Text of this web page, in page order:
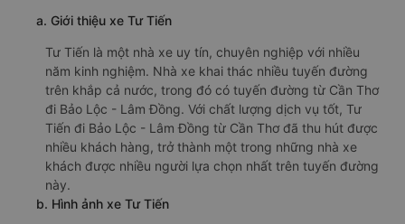
a. Giới thiệu xe Tư Tiến
Tư Tiến là một nhà xe uy tín, chuyên nghiệp với nhiều
năm kinh nghiệm. Nhà xe khai thác nhiều tuyến đường
trên khắp cả nước, trong đó có tuyến đường từ Cần Thơ
đi Bảo Lộc - Lâm Đồng. Với chất lượng dịch vụ tốt, Tư
Tiến đi Bảo Lộc - Lâm Đồng từ Cần Thơ đã thu hút được
nhiều khách hàng, trở thành một trong những nhà xe
khách được nhiều người lựa chọn nhất trên tuyến đường
này.
b. Hình ảnh xe Tư Tiến